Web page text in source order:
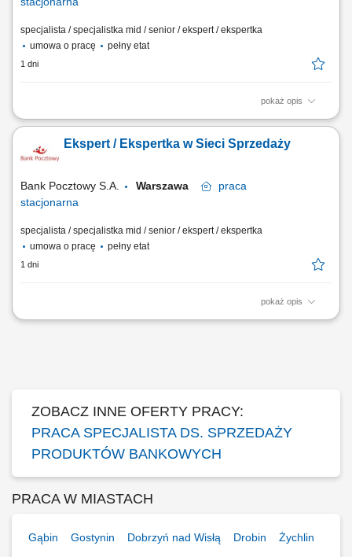
specjalista / specjalistka mid / senior / ekspert / ekspertka
umowa o pracę
pełny etat
1 dni
pokaż opis
Twój zakres obowiązków Diagnozowanie potrzeb i oczekiwań Klientów;
relacji; Realizacja celów sprzedażowych; Kształtowanie pozytywnego
wizerunku Banku poprzez wysoką jakość obsługi; Operacyjna obsługa
Ekspert / Ekspertka w Sieci Sprzedaży
Bank Pocztowy S.A. Warszawa
praca
stacjonarna
specjalista / specjalistka mid / senior / ekspert / ekspertka
umowa o pracę
pełny etat
1 dni
pokaż opis
Twój zakres obowiązków Diagnozowanie potrzeb i oczekiwań Klientów;
ZOBACZ INNE OFERTY PRACY:
PRACA SPECJALISTA DS. SPRZEDAŻY
PRODUKTÓW BANKOWYCH
PRACA W MIASTACH
Gąbin Gostynin Dobrzyń nad Wisłą Drobin Żychlin